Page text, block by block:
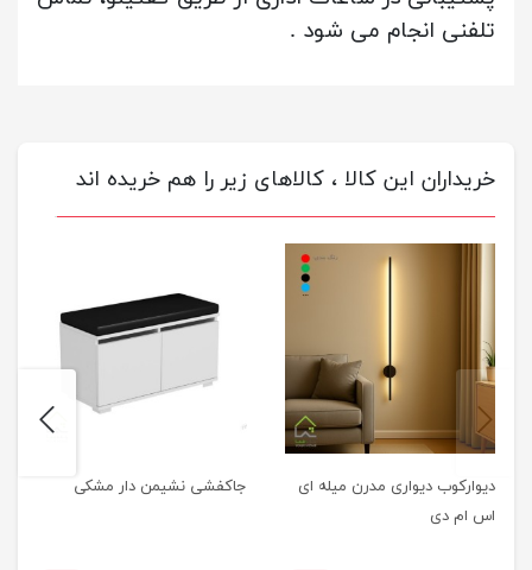
تلفنی انجام می شود .
خریداران این کالا ، کالاهای زیر را هم خریده اند
دیوارکوب دیواری مدرن میله ای
اس ام دی
جاکفشی نشیمن دار مشکی
previus